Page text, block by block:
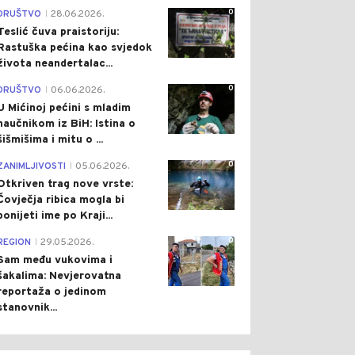
0
28.06.2026.
čuva praistoriju:
pećina kao svjedok
neandertalac...
0
06.06.2026.
Mićinoj pećini s mladim
iz BiH: Istina o
i mitu o ...
0
05.06.2026.
trag nove vrste:
ribica mogla bi
ime po Kraji...
0
29.05.2026.
među vukovima i
Nevjerovatna
o jedinom